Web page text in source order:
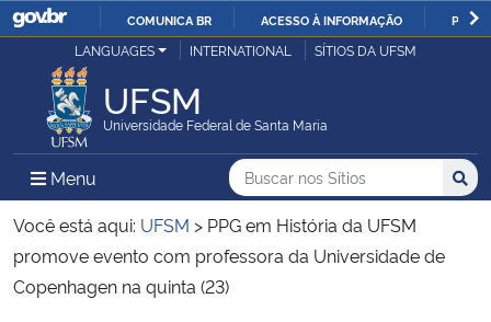
IR
COMUNICA BR ACESSO À INFORMAÇÃO
Ministério da Justiça e Segurança Pública
Ministério da Defesa
Ministério das Relações Exteriores
Ministério da Economia
LANGUAGES INTERNATIONAL SÍTIOS DA UFSM
UFSM
Universidade Federal de Santa Maria
Menu Menu Principal do Sítio
Busca
Buscar no nos Sítios
Busca:
Você está aqui: UFSM > PPG em História da UFSM
promove evento com professora da Universidade de
Copenhagen na quinta (23)